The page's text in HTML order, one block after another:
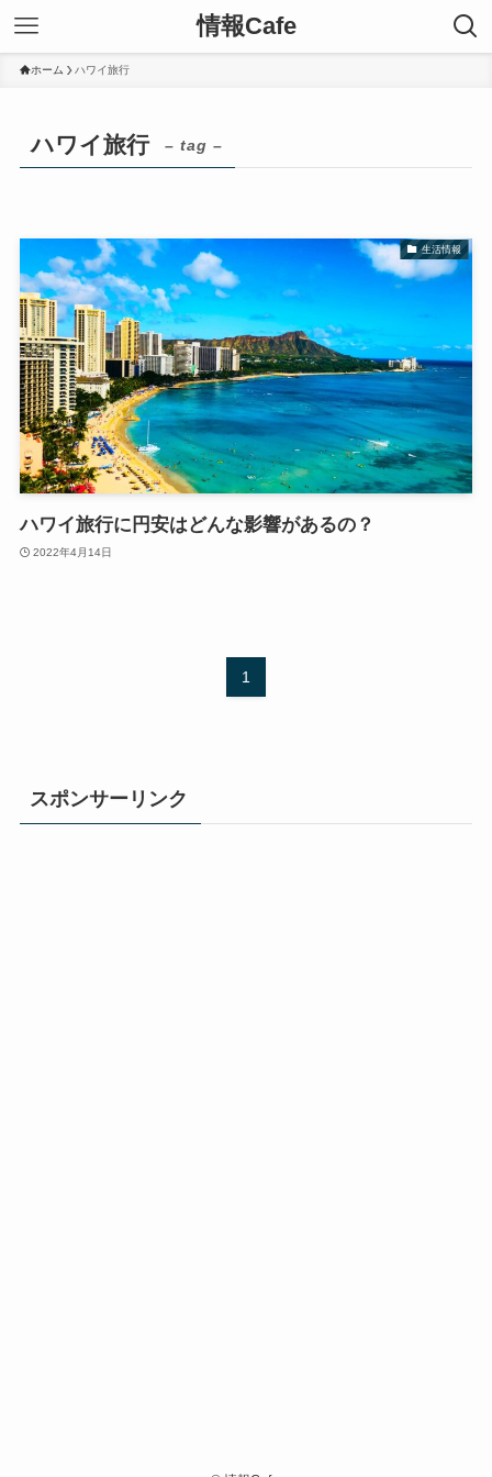
情報Cafe
ホーム ハワイ旅行
ハワイ旅行 – tag –
生活情報
ハワイ旅行に円安はどんな影響があるの？
2022年4月14日
1
スポンサーリンク